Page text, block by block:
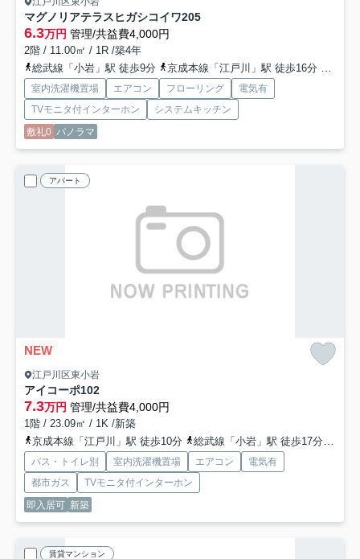
マグノリアテラスヒガシコイワ205
6.3万円 管理/共益費4,000円
2階 / 11.00㎡ / 1R /築4年
総武線「小岩」駅 徒歩9分
京成本線「江戸川」駅 徒歩16分 京成
室内洗濯機置場 エアコン フローリング
電気有
TVモニタ付インターホン
システムキッチン
敷礼0 パノラマ
アパート
NEW
江戸川区東小岩
アイコーポ102
7.3万円 管理/共益費4,000円
1階 / 23.09㎡ / 1K /新築
京成本線「江戸川」駅 徒歩10分
総武線「小岩」駅 徒歩17分
バス・トイレ別 室内洗濯機置場 エアコン
電気有
都市ガス
TVモニタ付インターホン
即入居可 新築
賃貸マンション